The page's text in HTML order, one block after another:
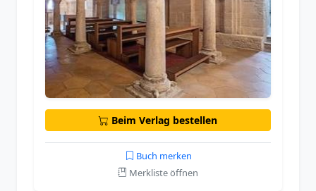
Beim Verlag bestellen
Buch merken
Merkliste öffnen